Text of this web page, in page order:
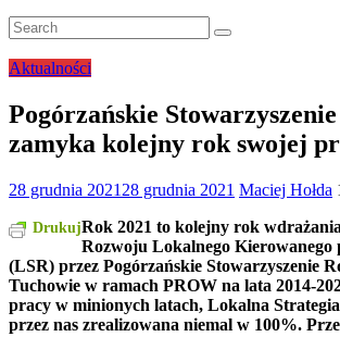
Aktualności
Pogórzańskie
zamyka kolejny rok swojej
28 grudnia 2021 28 grudnia 2021 Maciej Hołda
DrukujRok 2021 to kolejny rok
Rozwoju Lokalnego Kierowanego
(LSR) przez Pogórzańskie Stowarzyszenie
Tuchowie w ramach PROW na lata 2014-
pracy w minionych latach, Lokalna
przez nas zrealizowana niemal w 100%.